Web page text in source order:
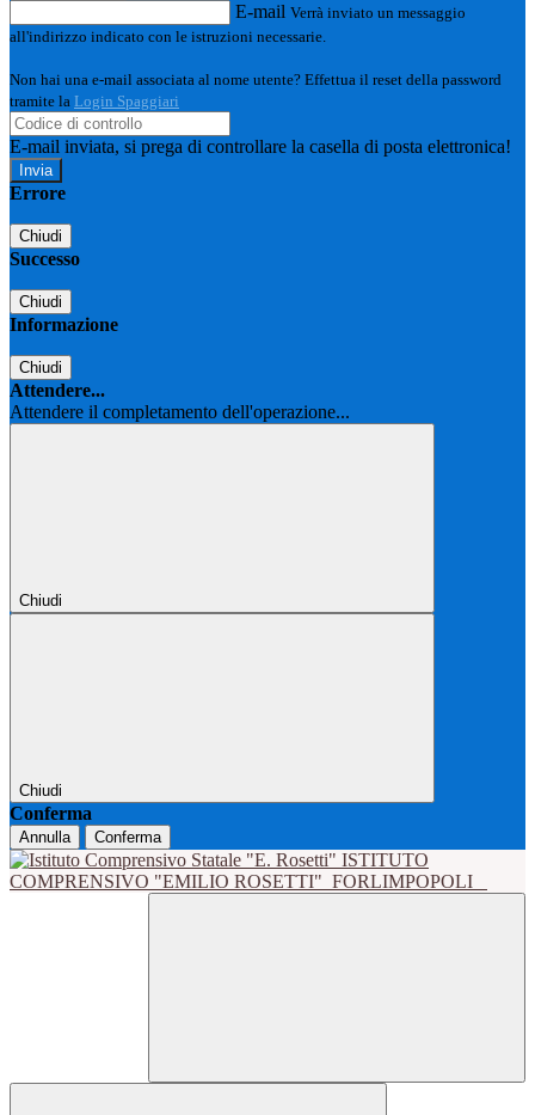
E-mail Verrà inviato un messaggio
all'indirizzo indicato con le istruzioni necessarie.
Non hai una e-mail associata al nome utente? Effettua il reset della password
tramite la Login Spaggiari
E-mail inviata, si prega di controllare la casella di posta elettronica!
Errore
Chiudi
Successo
Chiudi
Informazione
Chiudi
Attendere...
Attendere il completamento dell'operazione...
Chiudi
Chiudi
Conferma
Annulla Conferma
ISTITUTO
COMPRENSIVO "EMILIO ROSETTI" FORLIMPOPOLI